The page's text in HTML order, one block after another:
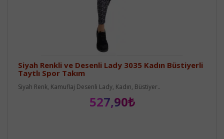
Siyah Renkli ve Desenli Lady 3035 Kadın Büstiyerli
Taytlı Spor Takım
Siyah Renk, Kamuflaj Desenli Lady, Kadın, Büstiyer..
527,90₺